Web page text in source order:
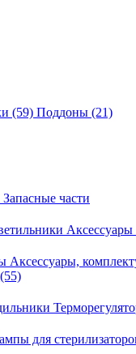
(59) Поддоны (21)
Запасные части
Аксессуары
Аксессуары,
(55)
для